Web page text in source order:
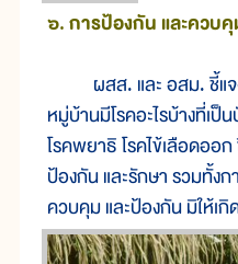
๖. การป้องกัน และควบ
ผสส. และ อสม. ชี้แจง
หมู่บ้านมีโรคอะไรบ้างที่เป็
โรคพยาธิ โรคไข้เลือดออ
ป้องกัน และรักษา รวมทั้ง
ควบคุม และป้องกัน มิให้เกิ